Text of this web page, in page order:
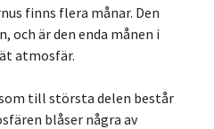
finns flera månar. Den
och är den enda månen i
atmosfär.
till största delen består
blåser några av